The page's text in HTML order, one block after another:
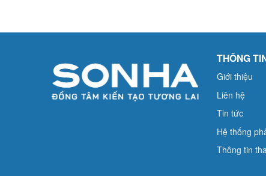
THÔNG
Giới thiệu
Liên hệ
Tin tức
Hệ thống
Thông tin